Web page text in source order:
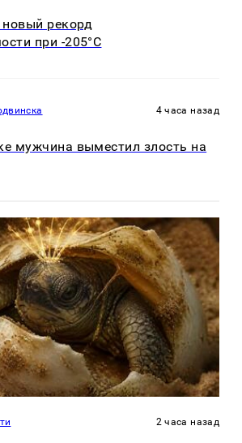
рекорд
при -205°C
4 часа назад
мужчина выместил злость на
2 часа назад